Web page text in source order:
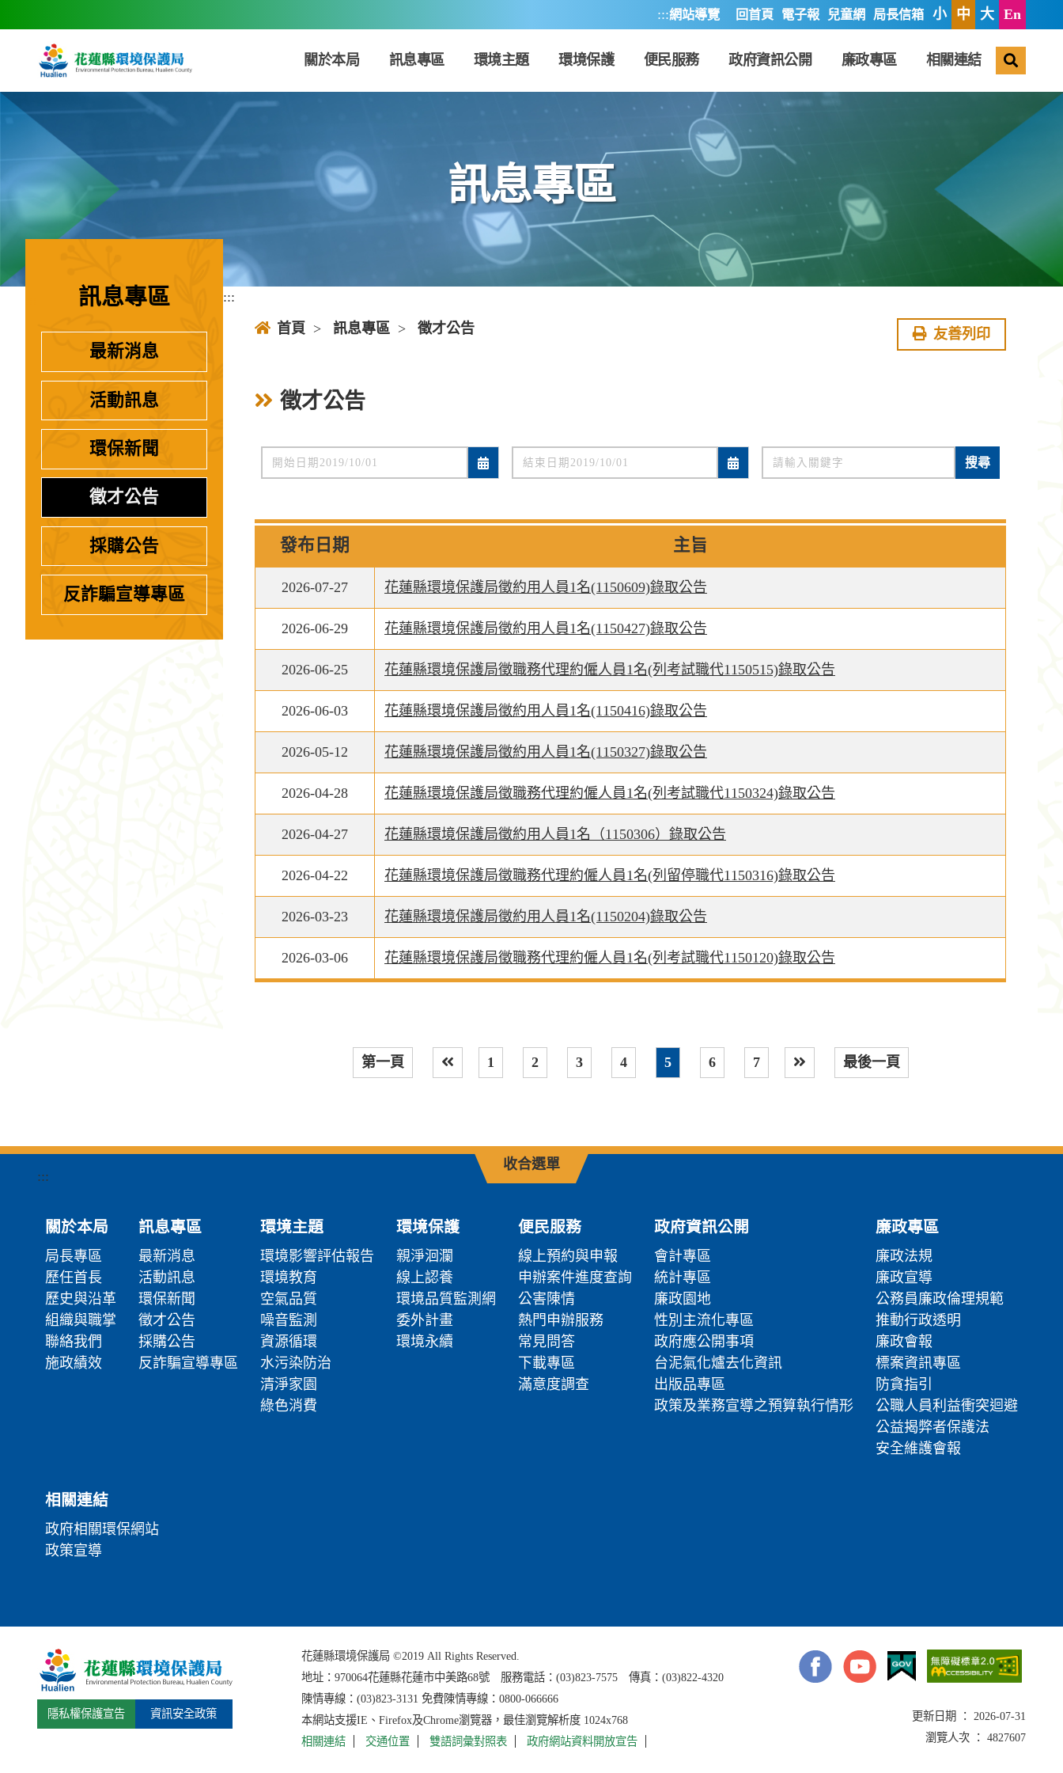
:::網站導覽 回首頁 電子報 兒童網 局長信箱 小 中 大 En
關於本局 訊息專區 環境主題 環境保護 便民服務 政府資訊公開 廉政專區 相關連結
訊息專區
訊息專區
最新消息
活動訊息
環保新聞
徵才公告
採購公告
反詐騙宣導專區
:::
首頁 > 訊息專區 > 徵才公告 友善列印
徵才公告
關鍵字 搜尋
發布日期 主旨
2026-07-27 花蓮縣環境保護局徵約用人員1名(1150609)錄取公告
2026-06-29 花蓮縣環境保護局徵約用人員1名(1150427)錄取公告
2026-06-25 花蓮縣環境保護局徵職務代理約僱人員1名(列考試職代1150515)錄取公告
2026-06-03 花蓮縣環境保護局徵約用人員1名(1150416)錄取公告
2026-05-12 花蓮縣環境保護局徵約用人員1名(1150327)錄取公告
2026-04-28 花蓮縣環境保護局徵職務代理約僱人員1名(列考試職代1150324)錄取公告
2026-04-27 花蓮縣環境保護局徵約用人員1名（1150306）錄取公告
2026-04-22 花蓮縣環境保護局徵職務代理約僱人員1名(列留停職代1150316)錄取公告
2026-03-23 花蓮縣環境保護局徵約用人員1名(1150204)錄取公告
2026-03-06 花蓮縣環境保護局徵職務代理約僱人員1名(列考試職代1150120)錄取公告
第一頁
上一頁
1 2 3 4 5 6
7
下一頁
最後一頁
收合選單
:::
關於本局
局長專區
歷任首長
歷史與沿革
組織與職掌
聯絡我們
施政績效
訊息專區
最新消息
活動訊息
環保新聞
徵才公告
採購公告
反詐騙宣導專區
環境主題
環境影響評估報告
環境教育
空氣品質
噪音監測
資源循環
水污染防治
清淨家園
綠色消費
環境保護
親淨洄瀾
線上認養
環境品質監測網
委外計畫
環境永續
便民服務
線上預約與申報
申辦案件進度查詢
公害陳情
熱門申辦服務
常見問答
下載專區
滿意度調查
政府資訊公開
會計專區
統計專區
廉政園地
性別主流化專區
政府應公開事項
台泥氣化爐去化資訊
出版品專區
政策及業務宣導之預算執行情形
廉政專區
廉政法規
廉政宣導
公務員廉政倫理規範
推動行政透明
廉政會報
標案資訊專區
防貪指引
公職人員利益衝突迴避
公益揭弊者保護法
安全維護會報
相關連結
政府相關環保網站
政策宣導
隱私權保護宣告 資訊安全政策
花蓮縣環境保護局 ©2019 All Rights Reserved.
地址： 970064花蓮縣花蓮市中美路68號 服務電話：(03)823-7575 傳真：(03)822-4320
陳情專線：(03)823-3131 免費陳情專線：0800-066666
本網站支援IE、Firefox及Chrome瀏覽器，最佳瀏覽解析度 1024x768
相關連結
交通位置 雙語詞彙對照表 政府網站資料開放宣告
更新日期 ： 2026-07-31
瀏覽人次 ： 4827607